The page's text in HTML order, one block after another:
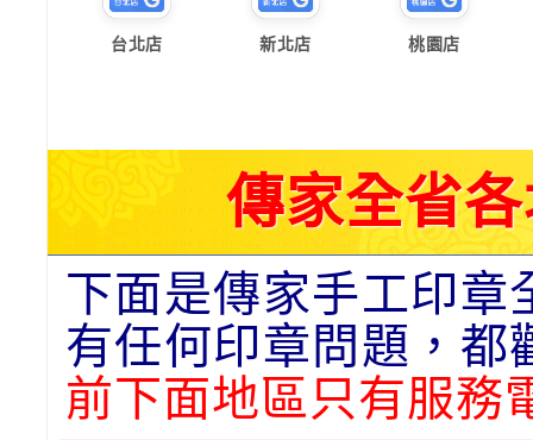
台北店 新北店 桃園店
傳家全省
下面是傳家手工印章
有任何印章問題，都
前下面地區只有服務